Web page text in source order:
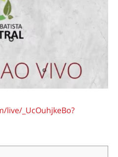
live/_UcOuhjkeBo?